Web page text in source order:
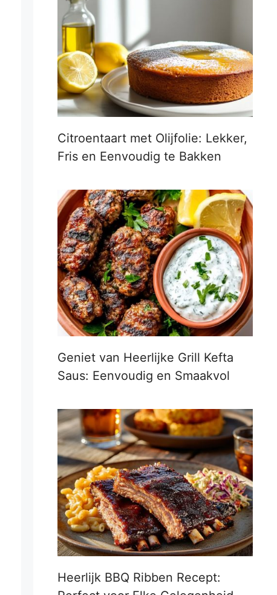
Citroentaart met Olijfolie: Lekker,
Fris en Eenvoudig te Bakken
Geniet van Heerlijke Grill Kefta
Saus: Eenvoudig en Smaakvol
Heerlijk BBQ Ribben Recept: